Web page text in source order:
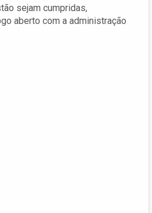
sejam cumpridas,
aberto com a administração